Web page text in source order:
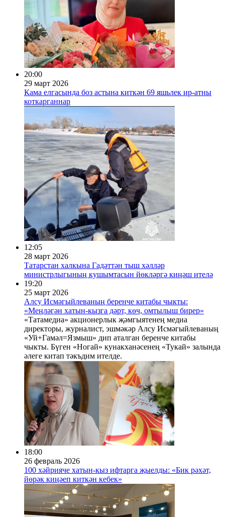
20:00
29 март 2026
Кама елгасында боз астына киткән 69 яшьлек ир‑атны
коткарганнар
12:05
28 март 2026
Татарстан халкына Гадәттән тыш хәлләр
министрлыгының кушымтасын йөкләргә киңәш ителә
19:20
25 март 2026
Алсу Исмәгыйлеваның беренче китабы чыкты:
«Меңләгән хатын-кызга дәрт, көч, омтылыш бирер»
«Татамедиа» акционерлык җәмгыятенең медиа
директоры, журналист, эшмәкәр Алсу Исмәгыйлеваның
«Уй+Гамәл=Язмыш» дип аталган беренче китабы
чыкты. Бүген «Ногай» кунакханәсенең «Тукай» залында
әлеге китап тәкъдим ителде.
18:00
26 февраль 2026
100 хәйрияче хатын-кыз ифтарга җыелды: «Бик рәхәт,
йөрәк киңәеп киткән кебек»